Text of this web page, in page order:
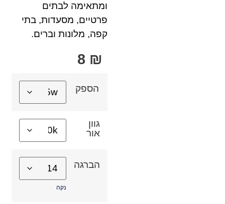
ומתאימה לבתים
פרטיים, מסעדות, בתי
קפה, מלונות וברים.
8 ₪
הספק
גוון
אור
הברגה
נקה